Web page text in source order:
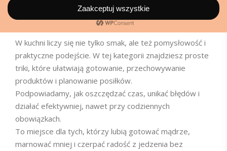
Porady i wskazówki
W kuchni liczy się nie tylko smak, ale też pomysłowość i
praktyczne podejście. W tej kategorii znajdziesz proste
triki, które ułatwiają gotowanie, przechowywanie
produktów i planowanie posiłków.
Podpowiadamy, jak oszczędzać czas, unikać błędów i
działać efektywniej, nawet przy codziennych
obowiązkach.
To miejsce dla tych, którzy lubią gotować mądrze,
marnować mniej i czerpać radość z jedzenia bez